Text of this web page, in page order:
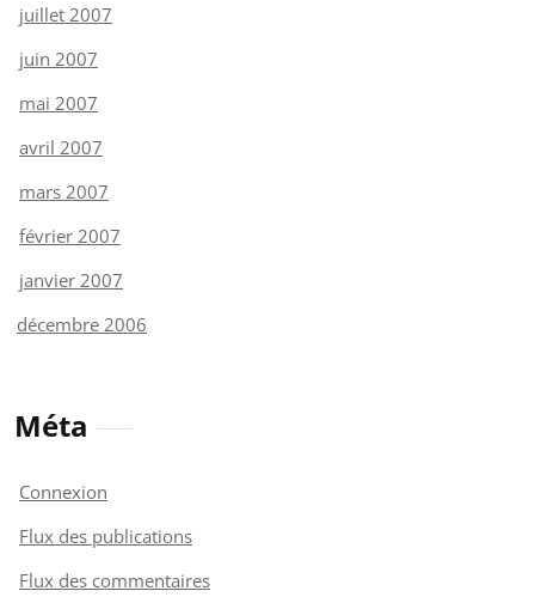
juillet 2007
juin 2007
mai 2007
avril 2007
mars 2007
février 2007
janvier 2007
décembre 2006
Méta
Connexion
Flux des publications
Flux des commentaires